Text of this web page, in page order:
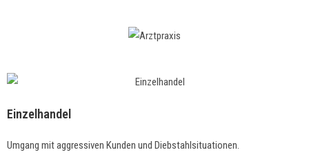
Einzelhandel
Umgang mit aggres­siv­en Kun­den und Diebstahlsituationen.